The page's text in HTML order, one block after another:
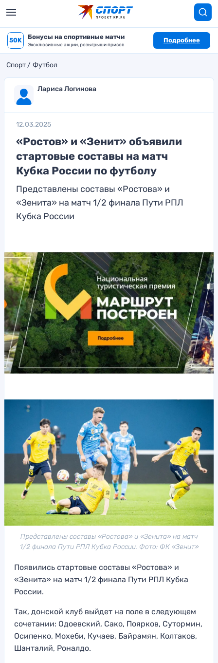
50K Бонусы на спортивные матчи
Эксклюзивные акции, розыгрыши призов
Подробнее
Спорт Футбол
Лариса Логинова
12.03.2025
«Ростов» и «Зенит» объявили
стартовые составы на матч
Кубка России по футболу
Представлены составы «Ростова» и
«Зенита» на матч 1/2 финала Пути РПЛ
Кубка России
Представлены составы «Ростова» и «Зенита» на матч
1/2 финала Пути РПЛ Кубка России. Фото: ФК «Зенит»
Появились стартовые составы «Ростова» и
«Зенита» на матч 1/2 финала Пути РПЛ Кубка
России.
Так, донской клуб выйдет на поле в следующем
сочетании: Одоевский, Сако, Поярков, Сутормин,
Осипенко, Мохеби, Кучаев, Байрамян, Колтаков,
Шанталий, Роналдо.